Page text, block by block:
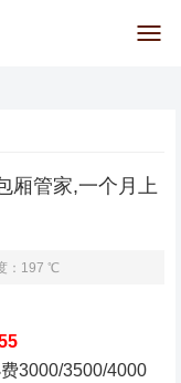
厢管家,一个月上
：197 ℃
3000/3500/4000